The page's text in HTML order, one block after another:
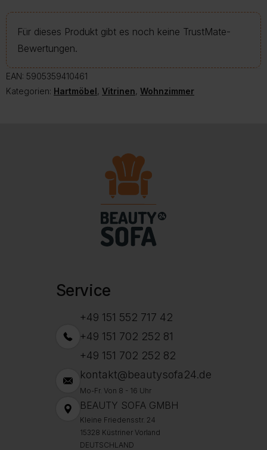
Für dieses Produkt gibt es noch keine TrustMate-
Bewertungen.
EAN: 5905359410461
Kategorien: Hartmöbel, Vitrinen, Wohnzimmer
Service
+49 151 552 717 42
+49 151 702 252 81
+49 151 702 252 82
kontakt@beautysofa24.de
Mo-Fr. Von 8 - 16 Uhr
BEAUTY SOFA GMBH
Kleine Friedensstr. 24
15328 Küstriner Vorland
DEUTSCHLAND